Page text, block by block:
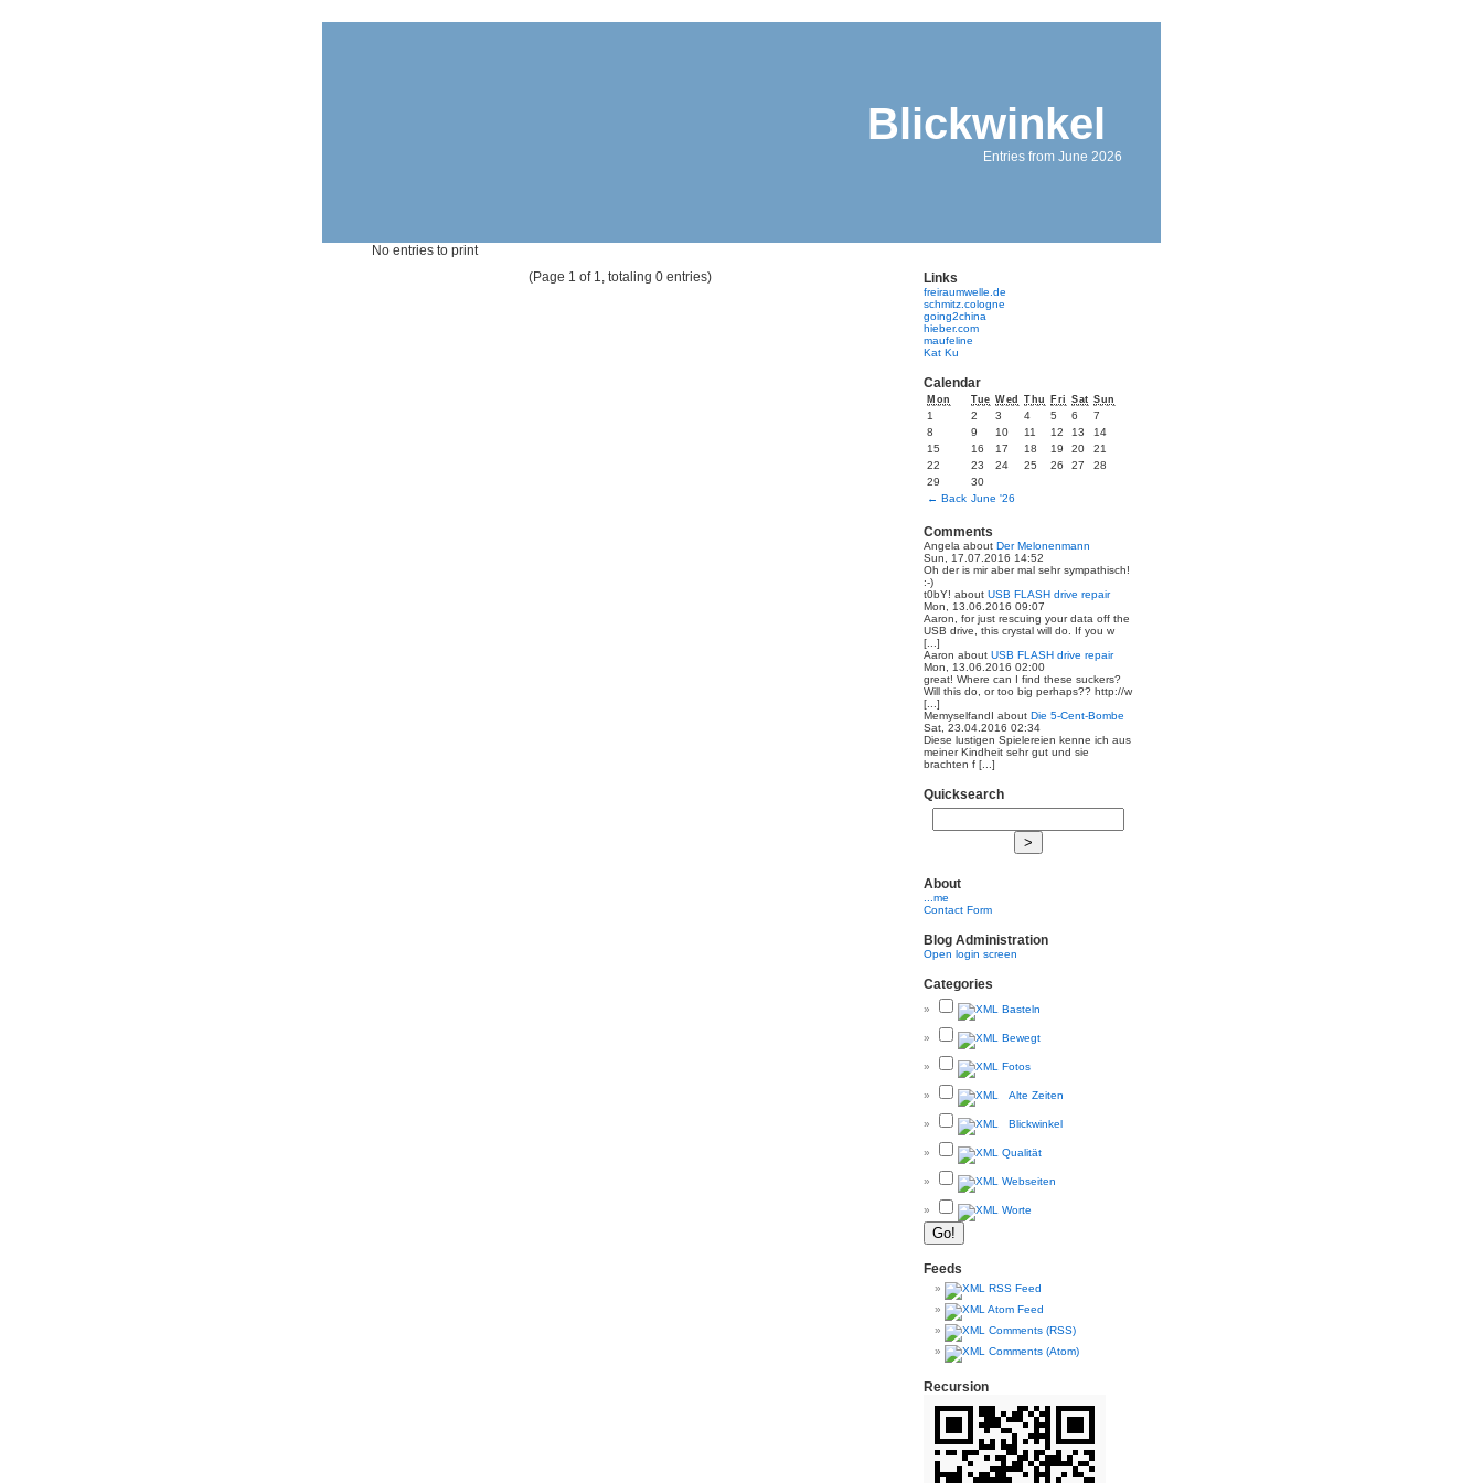
Blickwinkel
Entries from June 2026
No entries to print
(Page 1 of 1, totaling 0 entries)
Links
freiraumwelle.de
schmitz.cologne
going2china
hieber.com
maufeline
Kat Ku
Calendar
Mon Tue Wed Thu Fri Sat Sun
← Back June '26
1 2 3 4 5 6
7
8
9 10 11 12 13
14
15
16 17 18 19 20
21
22
23 24 25 26 27
28
29
30
Comments
Angela about Der Melonenmann
Sun, 17.07.2016 14:52
Oh der is mir aber mal sehr sympathisch!
:-)
t0bY! about USB FLASH drive repair
Mon, 13.06.2016 09:07
Aaron, for just rescuing your data off the
USB drive, this crystal will do. If you w
[...]
Aaron about USB FLASH drive repair
Mon, 13.06.2016 02:00
great! Where can I find these suckers?
Will this do, or too big perhaps?? http://w
[...]
MemyselfandI about Die 5-Cent-Bombe
Sat, 23.04.2016 02:34
Diese lustigen Spielereien kenne ich aus
meiner Kindheit sehr gut und sie
brachten f [...]
Quicksearch
About
...me
Contact Form
Blog Administration
Open login screen
Categories
Basteln
Bewegt
Fotos
Alte Zeiten
Blickwinkel
Qualität
Webseiten
Worte
Feeds
RSS Feed
Atom Feed
Comments (RSS)
Comments (Atom)
Recursion